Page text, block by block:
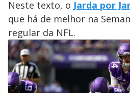
Neste texto, o Jarda por
que há de melhor na
regular da NFL.